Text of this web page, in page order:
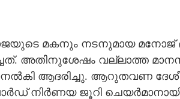
മകനും നടനുമായ മനോജ്
അതിനുശേഷം വല്ലാത്ത
നൽകി ആദരിച്ചു. ആറുതവണ
നിർണയ ജൂറി